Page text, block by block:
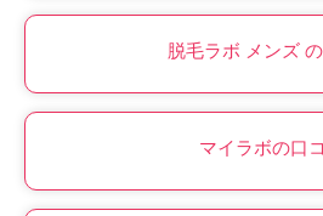
脱毛ラボ メンズ
マイラボの口